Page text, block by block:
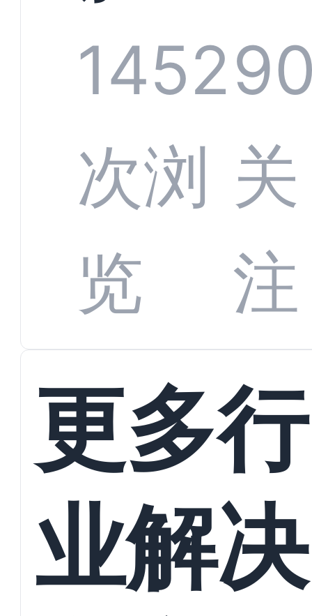
规模化
增长与
数字化
蜕变
服系统
全渠道
数据对
接
1452
次浏
览
关
注
更多行
业解决